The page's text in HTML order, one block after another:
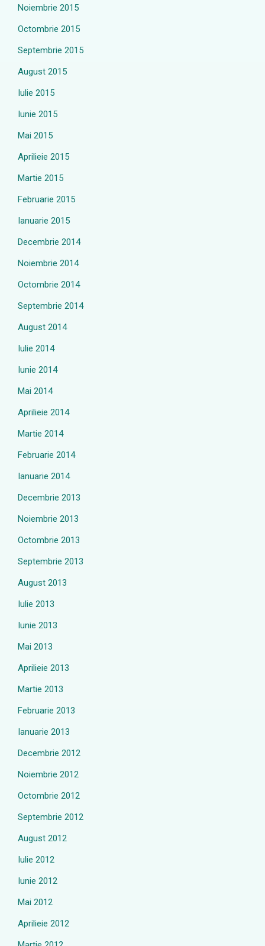
Noiembrie 2015
Octombrie 2015
Septembrie 2015
August 2015
Iulie 2015
Iunie 2015
Mai 2015
Aprilieie 2015
Martie 2015
Februarie 2015
Ianuarie 2015
Decembrie 2014
Noiembrie 2014
Octombrie 2014
Septembrie 2014
August 2014
Iulie 2014
Iunie 2014
Mai 2014
Aprilieie 2014
Martie 2014
Februarie 2014
Ianuarie 2014
Decembrie 2013
Noiembrie 2013
Octombrie 2013
Septembrie 2013
August 2013
Iulie 2013
Iunie 2013
Mai 2013
Aprilieie 2013
Martie 2013
Februarie 2013
Ianuarie 2013
Decembrie 2012
Noiembrie 2012
Octombrie 2012
Septembrie 2012
August 2012
Iulie 2012
Iunie 2012
Mai 2012
Aprilieie 2012